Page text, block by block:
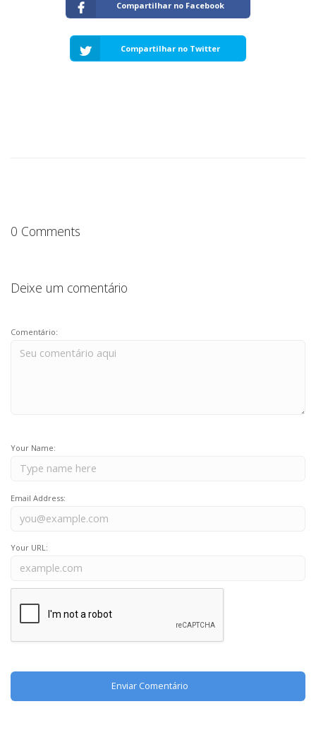
Vídeos Educativos
Compartilhar no Facebook
Compartilhar no Twitter
0 Comments
Deixe um comentário
Comentário:
Your Name:
Email Address:
Your URL: